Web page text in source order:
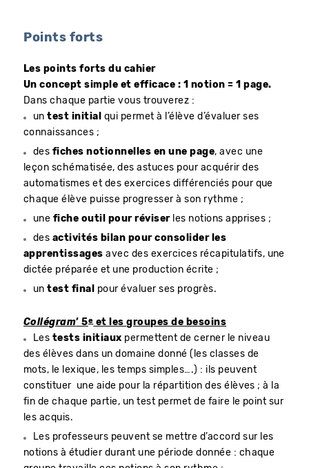
Points forts
Les points forts du cahier
Un concept simple et efficace : 1 notion = 1 page.
Dans chaque partie vous trouverez :
untest initial
qui permet à l’élève d’évaluer ses
connaissances ;
des fiches notionnelles en une page, avec une
leçon schématisée, des astuces pour acquérir des
automatismes et des exercices différenciés pour que
chaque élève puisse progresser à son rythme ;
une fiche outil pour réviser les notions apprises ;
des activités bilan pour consolider les
apprentissages avec des exercices récapitulatifs, une
dictée préparée et une production écrite ;
untest final pour évaluer ses progrès.
Collégram’ 5eet les groupes de besoins
Les tests initiaux permettent de cerner le niveau
des élèves dans un domaine donné (les classes de
mots, le lexique, les temps simples….) : ils peuvent
constituer une aide pour la répartition des élèves ; à la
fin de chaque partie, un test permet de faire le point sur
les acquis.
Les professeurs peuvent se mettre d’accord sur les
notions à étudier durant une période donnée : chaque